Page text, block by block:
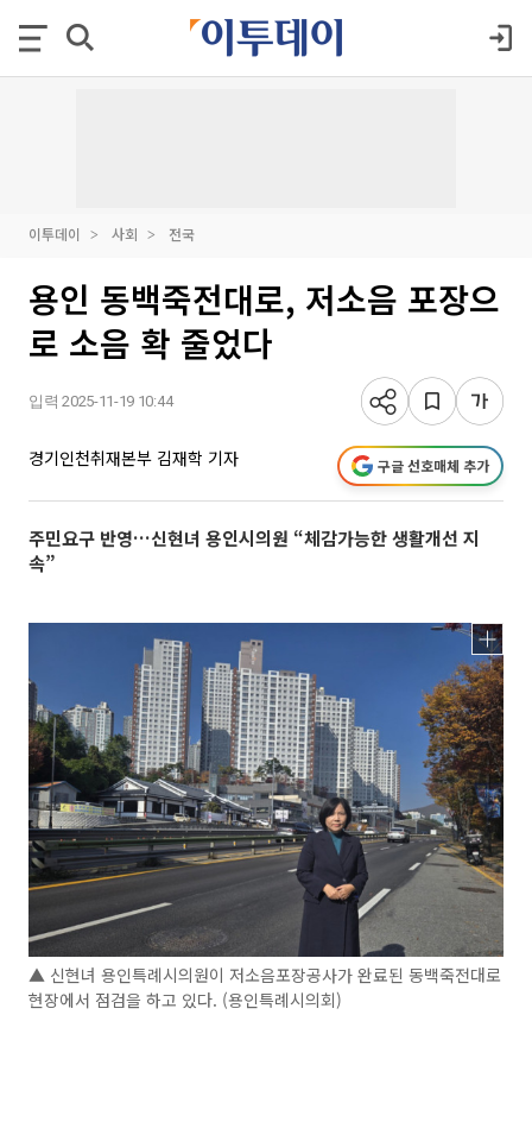
이투데이 사회 전국
용인 동백죽전대로, 저소음 포장으
로 소음 확 줄었다
입력 2025-11-19 10:44
경기인천취재본부 김재학 기자 구글 선호매체 추가
주민요구 반영…신현녀 용인시의원 “체감가능한 생활개선 지
속”
▲ 신현녀 용인특례시의원이 저소음포장공사가 완료된 동백죽전대로
현장에서 점검을 하고 있다. (용인특례시의회)